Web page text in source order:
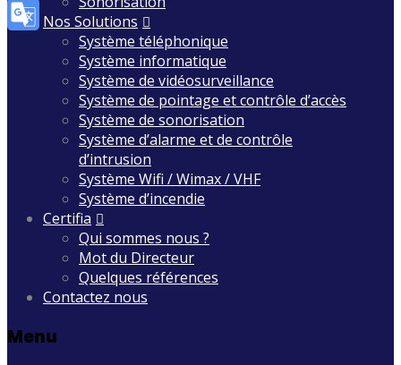
Nos Solutions
Système téléphonique
Système informatique
Système de vidéosurveillance
Système de pointage et contrôle d’accès
Système de sonorisation
Système d’alarme et de contrôle
d’intrusion
Système Wifi / Wimax / VHF
Système d’incendie
Certifia
Qui sommes nous ?
Mot du Directeur
Quelques références
Contactez nous
Menu
Facebook
Translate